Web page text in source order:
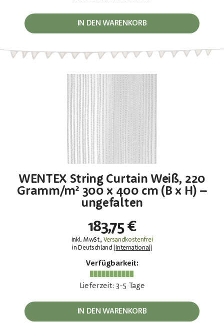
IN DEN WARENKORB
WENTEX String Curtain Weiß, 220
Gramm/m² 300 x 400 cm (B x H) –
ungefalten
183,75 €
inkl. MwSt., Versandkostenfrei
in Deutschland [
International]
Verfügbarkeit:
Lieferzeit: 3-5 Tage
IN DEN WARENKORB